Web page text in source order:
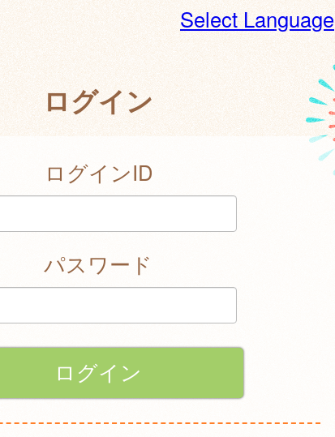
Select Language
ログイン
ログインID
パスワード